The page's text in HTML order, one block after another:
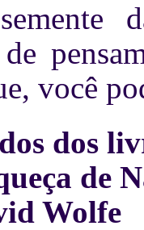
de
você
dos
de
Wolfe